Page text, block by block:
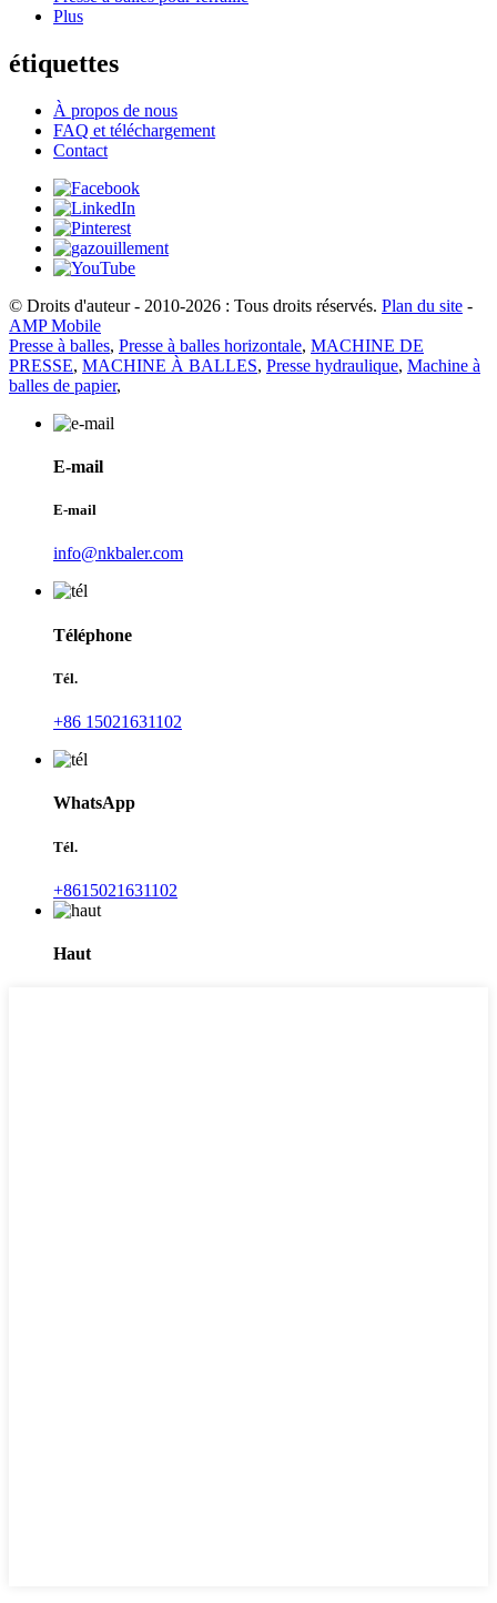
Plus
étiquettes
À propos de nous
FAQ et téléchargement
Contact
© Droits d'auteur - 2010-2026 : Tous droits réservés. Plan du site -
AMP Mobile
Presse à balles, Presse à balles horizontale, MACHINE DE
PRESSE, MACHINE À BALLES, Presse hydraulique, Machine à
balles de papier,
E-mail
E-mail
info@nkbaler.com
Téléphone
Tél.
+86 15021631102
WhatsApp
Tél.
+8615021631102
Haut